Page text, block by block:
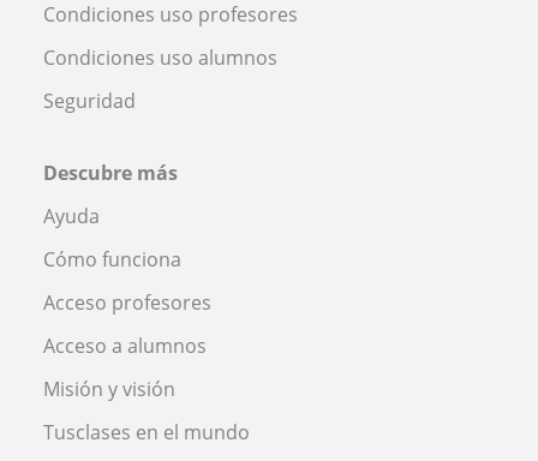
Condiciones uso profesores
Condiciones uso alumnos
Seguridad
Descubre más
Ayuda
Cómo funciona
Acceso profesores
Acceso a alumnos
Misión y visión
Tusclases en el mundo